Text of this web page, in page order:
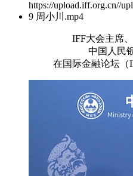
IFF大会主席
中国人民
在国际金融论坛（